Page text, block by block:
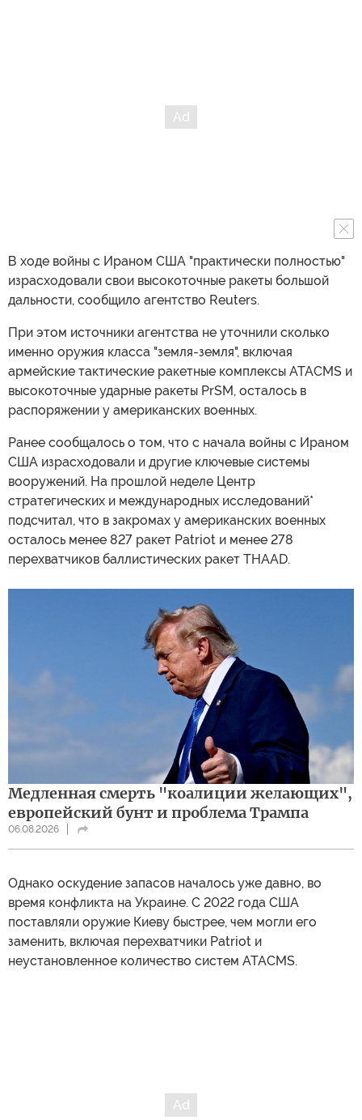
В ходе войны с Ираном США "практически полностью"
израсходовали свои высокоточные ракеты большой
дальности, сообщило агентство Reuters.
При этом источники агентства не уточнили сколько
именно оружия класса "земля-земля", включая
армейские тактические ракетные комплексы ATACMS и
высокоточные ударные ракеты PrSM, осталось в
распоряжении у американских военных.
Ранее сообщалось о том, что с начала войны с Ираном
США израсходовали и другие ключевые системы
вооружений. На прошлой неделе Центр
стратегических и международных исследований*
подсчитал, что в закромах у американских военных
осталось менее 827 ракет Patriot и менее 278
перехватчиков баллистических ракет THAAD.
Медленная смерть "коалиции желающих",
европейский бунт и проблема Трампа
06.08.2026
Однако оскудение запасов началось уже давно, во
время конфликта на Украине. С 2022 года США
поставляли оружие Киеву быстрее, чем могли его
заменить, включая перехватчики Patriot и
неустановленное количество систем ATACMS.